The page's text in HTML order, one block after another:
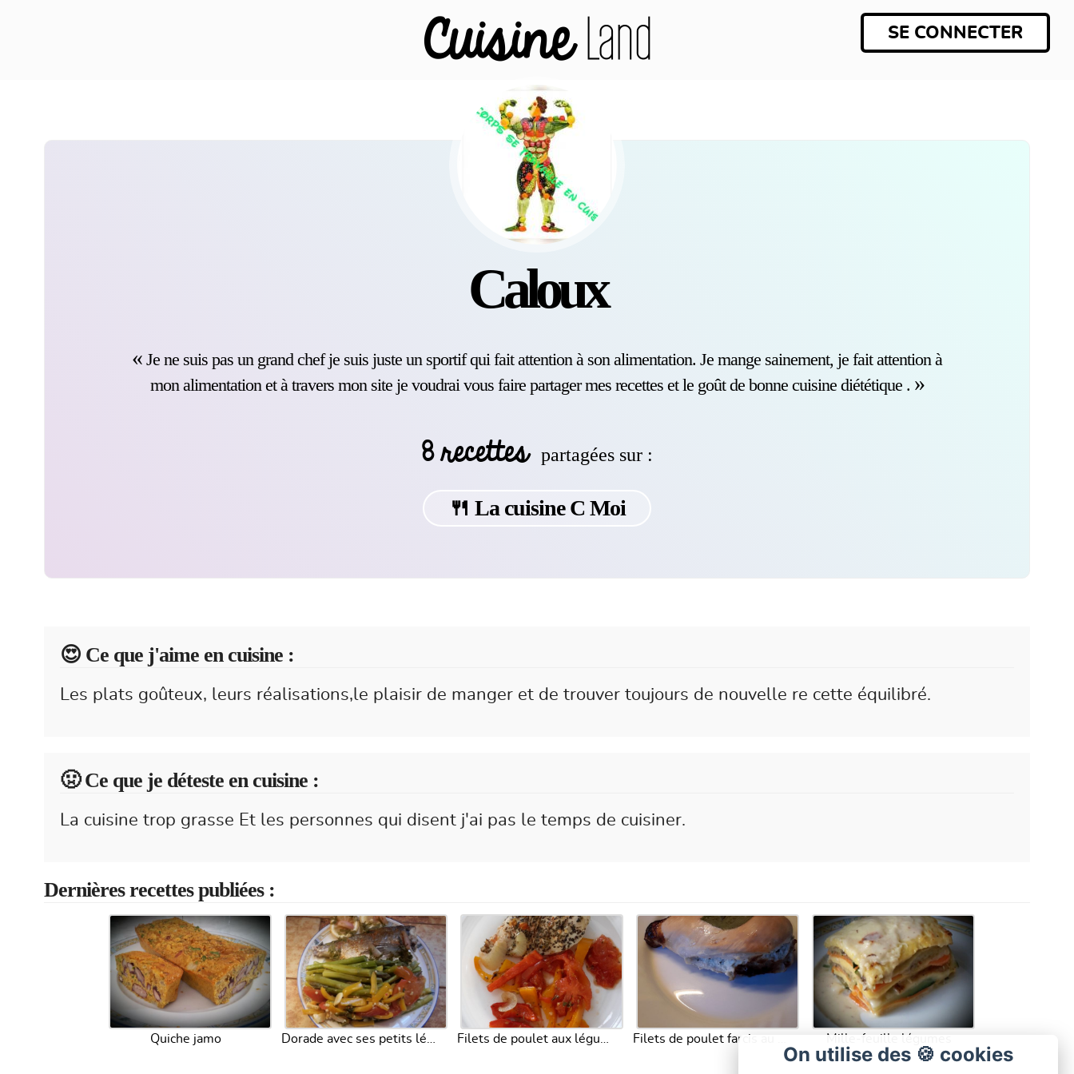
SE CONNECTER
Caloux
Je ne suis pas un grand chef je suis juste un sportif qui fait attention à son alimentation. Je mange sainement, je fait attention à
mon alimentation et à travers mon site je voudrai vous faire partager mes recettes et le goût de bonne cuisine diététique .
8 recettes partagées sur :
🍴 La cuisine C Moi
😍️ Ce que j'aime en cuisine :
Les plats goûteux, leurs réalisations,le plaisir de manger et de trouver toujours de nouvelle re cette équilibré.
🤢 Ce que je déteste en cuisine :
La cuisine trop grasse Et les personnes qui disent j'ai pas le temps de cuisiner.
Dernières recettes publiées :
Quiche jamo Mille-feuille légumes
On utilise des 🍪 cookies